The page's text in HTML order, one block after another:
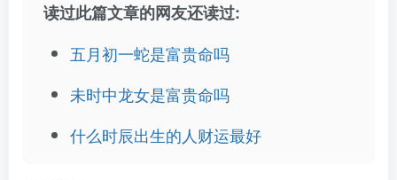
读过此篇文章的网友还读过:
五月初一蛇是富贵命吗
未时中龙女是富贵命吗
什么时辰出生的人财运最好